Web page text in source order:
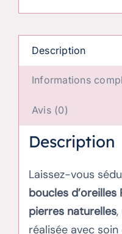
Description
Informations
Avis (0)
Description
Laissez-vous
boucles
pierres naturelles
réalisée avec